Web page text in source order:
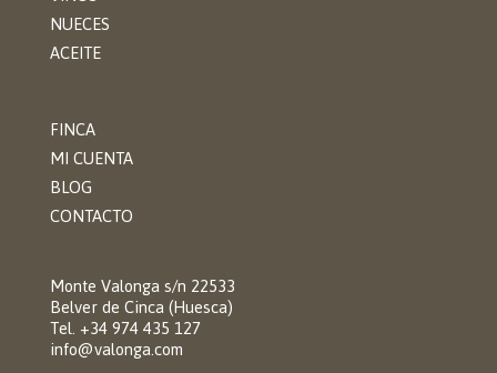
NUECES
ACEITE
FINCA
MI CUENTA
BLOG
CONTACTO
Monte Valonga s/n 22533
Belver de Cinca (Huesca)
Tel. +34 974 435 127
info@valonga.com